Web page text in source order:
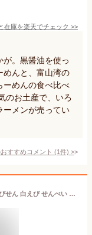
在庫を楽天でチェック >>
。黒醤油を使っ
めんと、富山湾の
ーめんの食べ比べ
のお土産で、いろ
ーメンが売ってい
すすめコメント (1件) >
しろえび紀行[2枚×15袋入] お彼岸 お供え えびせん 白えび せんべい 内祝 御礼 慶事 仏事 お盆 中元 歳暮 年賀 敬老の日 長寿祝い 個包装 薄焼き お菓子 ばらまき 手土産 ギフト 白エビ シロエビ 父の日【のし掛け無料】